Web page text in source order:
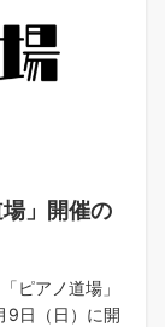
」開催の
ピアノ道場」
9日（日）に開